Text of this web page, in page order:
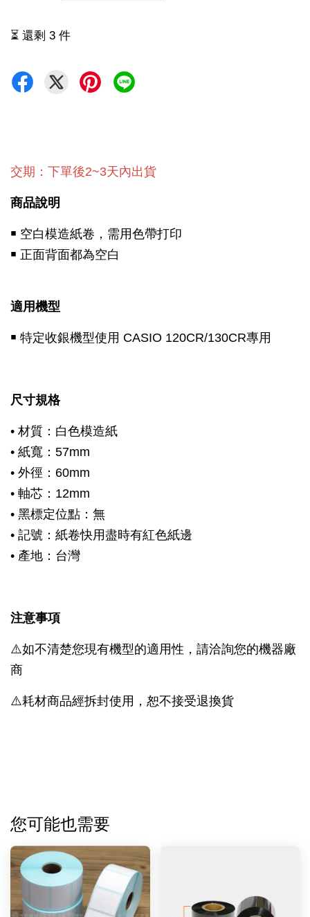
⏳ 還剩 3 件
交期：下單後2~3天內出貨
商品說明
￭ 空白模造紙卷，需用色帶打印
￭ 正面背面都為空白
適用機型
￭ 特定收銀機型使用 CASIO 120CR/130CR專用
尺寸規格
• 材質：白色模造紙
• 紙寬：57mm
• 外徑：60mm
• 軸芯：12mm
• 黑標定位點：無
• 記號：紙卷快用盡時有紅色紙邊
• 產地：台灣
注意事項
⚠️如不清楚您現有機型的適用性，請洽詢您的機器廠
商
⚠️耗材商品經拆封使用，恕不接受退換貨
您可能也需要